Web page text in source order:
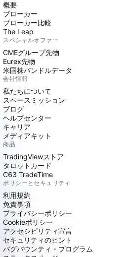
概要
ブローカー
ブローカー比較
The Leap
スペシャルオファー
CMEグループ先物
Eurex先物
米国株バンドルデータ
会社情報
私たちについて
スペースミッション
ブログ
ヘルプセンター
キャリア
メディアキット
商品
TradingViewストア
タロットカード
C63 TradeTime
ポリシーとセキュリティ
利用規約
免責事項
プライバシーポリシー
Cookieポリシー
アクセシビリティ宣言
セキュリティのヒント
バグバウンティ・プログラム